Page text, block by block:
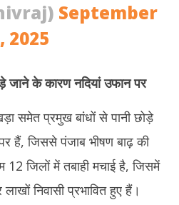
September
2025
जाने के कारण नदियां उफान पर
समेत प्रमुख बांधों से पानी छोड़े
हैं, जिससे पंजाब भीषण बाढ़ की
जिलों में तबाही मचाई है, जिसमें
निवासी प्रभावित हुए हैं।